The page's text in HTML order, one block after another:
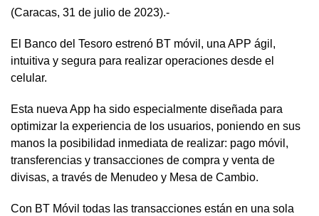
(Caracas, 31 de julio de 2023).-
El Banco del Tesoro estrenó BT móvil, una APP ágil,
intuitiva y segura para realizar operaciones desde el
celular.
Esta nueva App ha sido especialmente diseñada para
optimizar la experiencia de los usuarios, poniendo en sus
manos la posibilidad inmediata de realizar: pago móvil,
transferencias y transacciones de compra y venta de
divisas, a través de Menudeo y Mesa de Cambio.
Con BT Móvil todas las transacciones están en una sola